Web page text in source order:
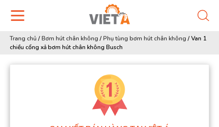
Trang chủ /Bơm hút chân không /Phụ tùng bơm hút chân không /Van 1
chiều cổng xả bơm hút chân không Busch